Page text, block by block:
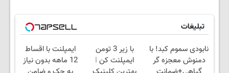
تبلیغات
نابودی سموم کبد! با
دمنوش معجزه گر
با زیر 3 تومن
ایمپلنت کن ❕
ایمپلنت با اقساط
12 ماهه بدون نیاز